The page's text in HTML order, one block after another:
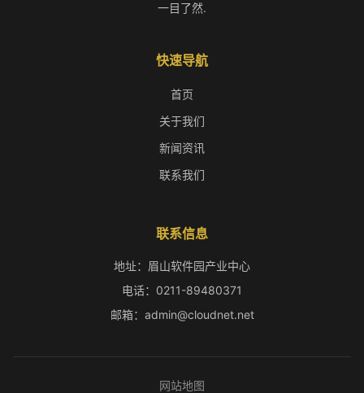
一目了然.
快速导航
首页
关于我们
新闻资讯
联系我们
联系信息
地址：眉山软件园产业中心
电话：0211-89480371
邮箱：admin@cloudnet.net
网站地图